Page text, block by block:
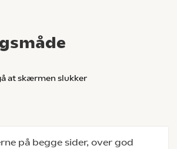
at skærmen slukker
på begge sider, over god